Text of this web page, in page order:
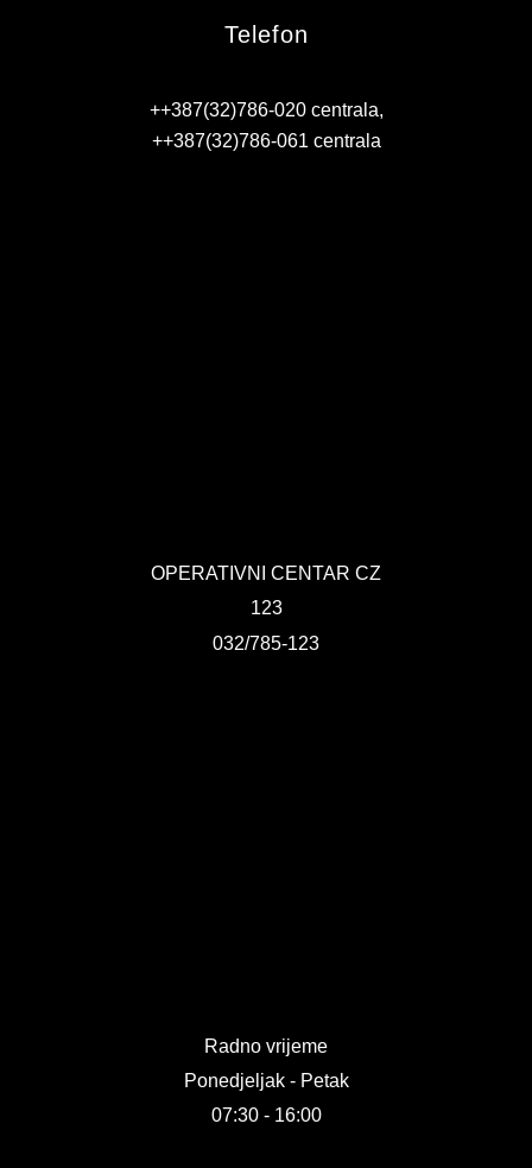
Telefon
++387(32)786-020 centrala,
++387(32)786-061 centrala
OPERATIVNI CENTAR CZ
123
032/785-123
Radno vrijeme
Ponedjeljak - Petak
07:30 - 16:00